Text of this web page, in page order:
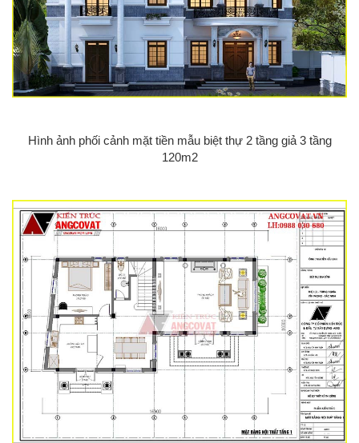
Hình ảnh phối cảnh mặt tiền mẫu biệt thự 2 tầng giả 3 tầng
120m2